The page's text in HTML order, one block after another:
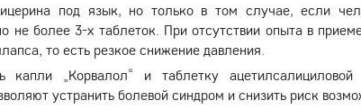
под язык, но только в том случае, если
не более 3-х таблеток. При отсутствии опыта в
то есть резкое снижение давления.
капли „Корвалол“ и таблетку
устранить болевой синдром и снизить риск